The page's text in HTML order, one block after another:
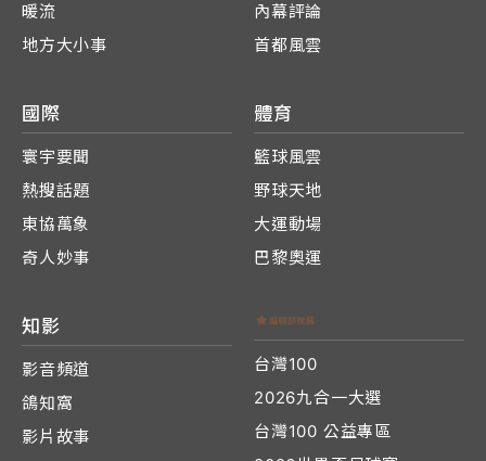
暖流
地方大小事
內幕評論
首都風雲
國際
寰宇要聞
熱搜話題
東協萬象
奇人妙事
體育
籃球風雲
野球天地
大運動場
巴黎奧運
知影
影音頻道
鴿知窩
影片故事
台灣100
2026九合一大選
台灣100 公益專區